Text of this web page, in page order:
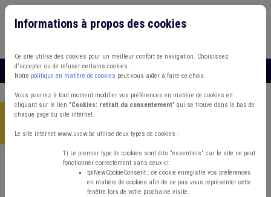
Accueil >Formations>Catalogue en ligne
l’épuisement : outils pour les travailleurs sociaux
Informations à propos des cookies
Ce site utilise des cookies pour un meilleur confort de navigation. Choisissez
d'accepter ou de refuser certains cookies.
Notre politique en matière de cookies peut vous aider à faire ce choix.
Vous pourrez à tout moment modifier vos préférences en matière de cookies en
cliquant sur le lien "Cookies: retrait du consentement" qui se trouve dans le bas de
chaque page du site internet.
Le site internet www.uvcw.be utilise deux types de cookies :
1) Le premier type de cookies sont dits "essentiels" car le site ne peut
fonctionner correctement sans ceux-ci:
tplNewCookieConsent : ce cookie enregistre vos préférences
en matière de cookies afin de ne pas vous représenter cette
fenêtre lors de votre prochaine visite.